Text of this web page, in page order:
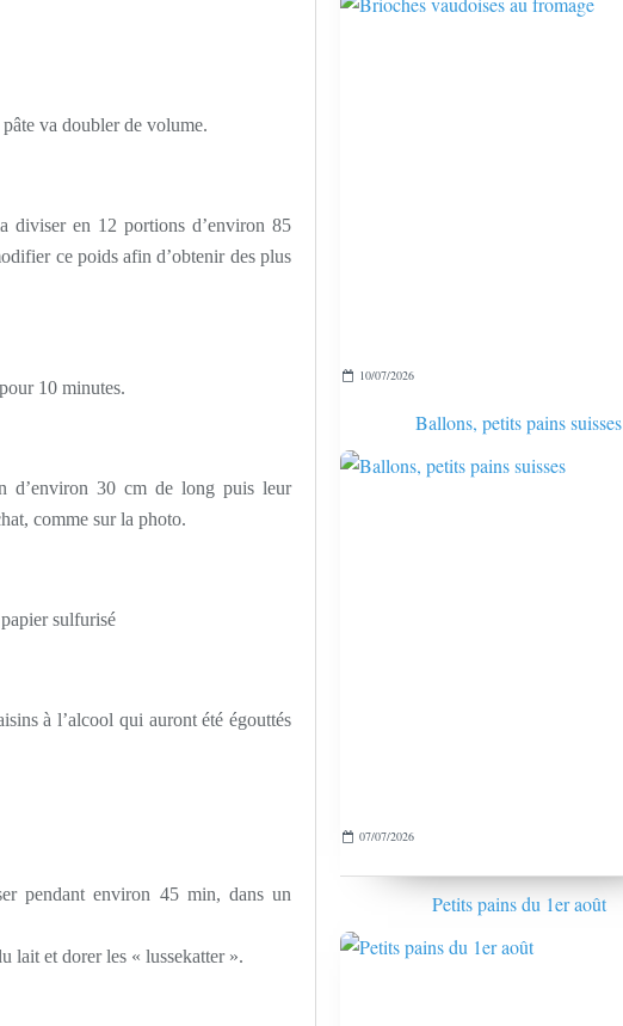
va doubler de volume.
diviser en 12 portions d’environ 85
ce poids afin d’obtenir des plus
10 minutes.
d’environ 30 cm de long puis leur
comme sur la photo.
sulfurisé
à l’alcool qui auront été égouttés
pendant environ 45 min, dans un
lait et dorer les « lussekatter ».
10/07/2026
Ballons, petits pains suisses
07/07/2026
Petits pains du 1er août